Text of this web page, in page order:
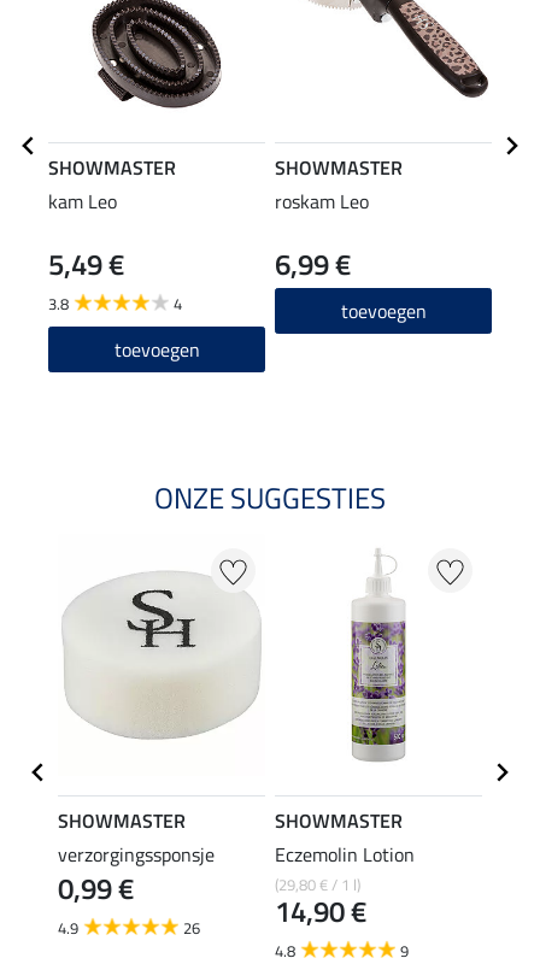
SHOWMASTER
kam Leo
5,49 €
3.8 4
toevoegen
SHOWMASTER
roskam Leo
6,99 €
toevoegen
ONZE SUGGESTIES
SHOWMASTER
verzorgingssponsje
0,99 €
4.9 26
SHOWMASTER
Eczemolin Lotion
(29,80 € / 1 l)
14,90 €
4.8 9